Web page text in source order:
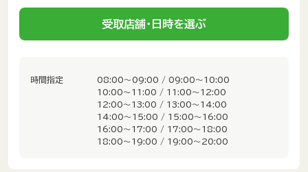
受取店舗・日時を選ぶ
時間指定
08:00～09:00 / 09:00～10:00
10:00～11:00 / 11:00～12:00
12:00～13:00 / 13:00～14:00
14:00～15:00 / 15:00～16:00
16:00～17:00 / 17:00～18:00
18:00～19:00 / 19:00～20:00